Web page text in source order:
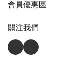
會員優惠區
關注我們